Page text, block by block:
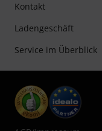
Kontakt
Ladengeschäft
Service im Überblick